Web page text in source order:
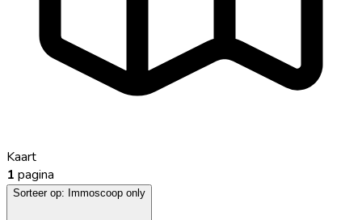
Kaart
1 pagina
Sorteer op: Immoscoop only